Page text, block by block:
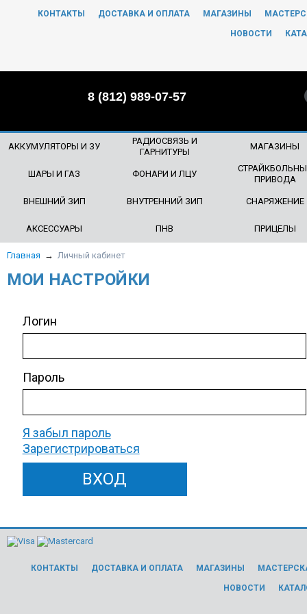
КОНТАКТЫ ДОСТАВКА И ОПЛАТА МАГАЗИНЫ
НОВОСТИ
8 (812) 989-07-57
АККУМУЛЯТОРЫ И ЗУ
РАДИОСВЯЗЬ И
ГАРНИТУРЫ
МАГАЗИНЫ
ШАРЫ И ГАЗ ФОНАРИ И ЛЦУ
ПРИВОДА
ВНЕШНИЙ ЗИП ВНУТРЕННИЙ ЗИП СНАРЯЖЕНИЕ
АКСЕССУАРЫ ПНВ ПРИЦЕЛЫ
Главная → Личный кабинет
МОИ НАСТРОЙКИ
Логин
Пароль
Я забыл пароль
Зарегистрироваться
КОНТАКТЫ ДОСТАВКА И ОПЛАТА МАГАЗИНЫ
НОВОСТИ
ЧТО БУДЕМ ИСКАТЬ?